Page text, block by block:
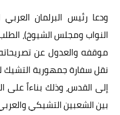
ودعا رئيس البرلمان
النواب ومجلس الشيوخ)،
موقفه والعدول عن
نقل سفارة جمهورية التشيك
إلى القدس، وذلك بناءاً على
بين الشعبين التشيكي